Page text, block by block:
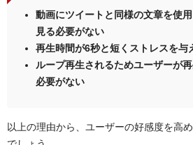
動画にツイートと同様の文章を使
見る必要がない
再生時間が6秒と短くストレスを与
ループ再生されるためユーザーが
必要がない
以上の理由から、ユーザーの好感度を高